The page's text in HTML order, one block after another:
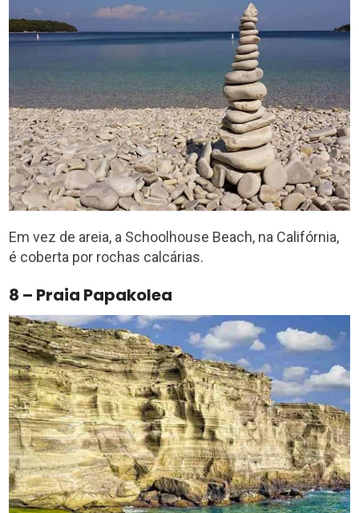
Em vez de areia, a Schoolhouse Beach, na Califórnia,
é coberta por rochas calcárias.
8 – Praia Papakolea